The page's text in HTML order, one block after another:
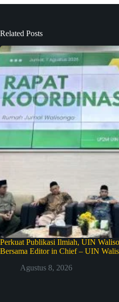
Related Posts
Perkuat Publikasi Ilmiah, UIN
Bersama Editor in Chief – UIN
Agustus 8, 2026